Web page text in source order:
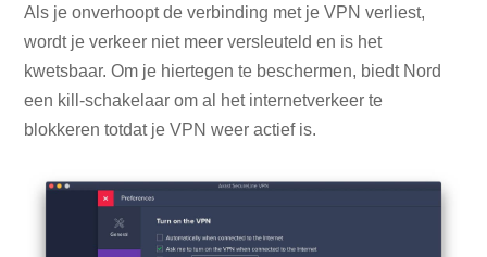
Als je onverhoopt de verbinding met je VPN verliest,
wordt je verkeer niet meer versleuteld en is het
kwetsbaar. Om je hiertegen te beschermen, biedt Nord
een kill-schakelaar om al het internetverkeer te
blokkeren totdat je VPN weer actief is.